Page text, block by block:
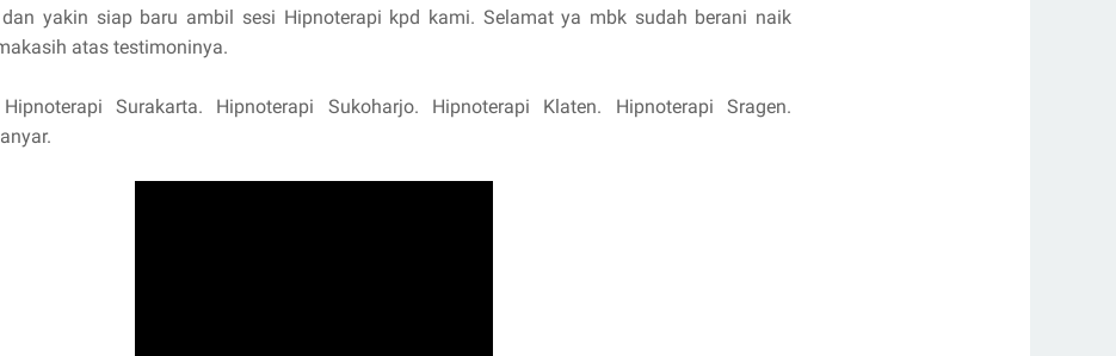
yakin siap baru ambil sesi Hipnoterapi kpd kami. Selamat ya mbk sudah berani naik
atas testimoninya.
Surakarta. Hipnoterapi Sukoharjo. Hipnoterapi Klaten. Hipnoterapi Sragen.